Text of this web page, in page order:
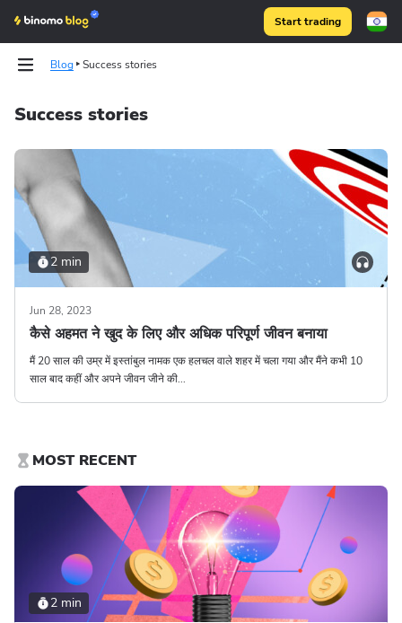
Start trading
Blog Success stories
Success stories
2 min
Jun 28, 2023
कैसे अहमत ने खुद के लिए और अधिक परिपूर्ण जीवन बनाया
मैं 20 साल की उम्र में इस्तांबुल नामक एक हलचल वाले शहर में चला गया और मैंने कभी 10
साल बाद कहीं और अपने जीवन जीने की...
MOST RECENT
2 min